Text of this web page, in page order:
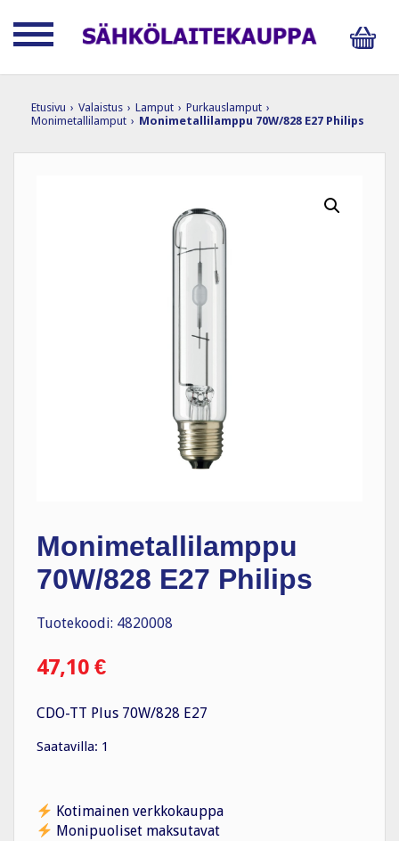
Etusivu › Valaistus › Lamput › Purkauslamput ›
Monimetallilamput › Monimetallilamppu 70W/828 E27 Philips
Monimetallilamppu
70W/828 E27 Philips
Tuotekoodi: 4820008
47,10 €
CDO-TT Plus 70W/828 E27
Saatavilla: 1
Kotimainen verkkokauppa
Monipuoliset maksutavat